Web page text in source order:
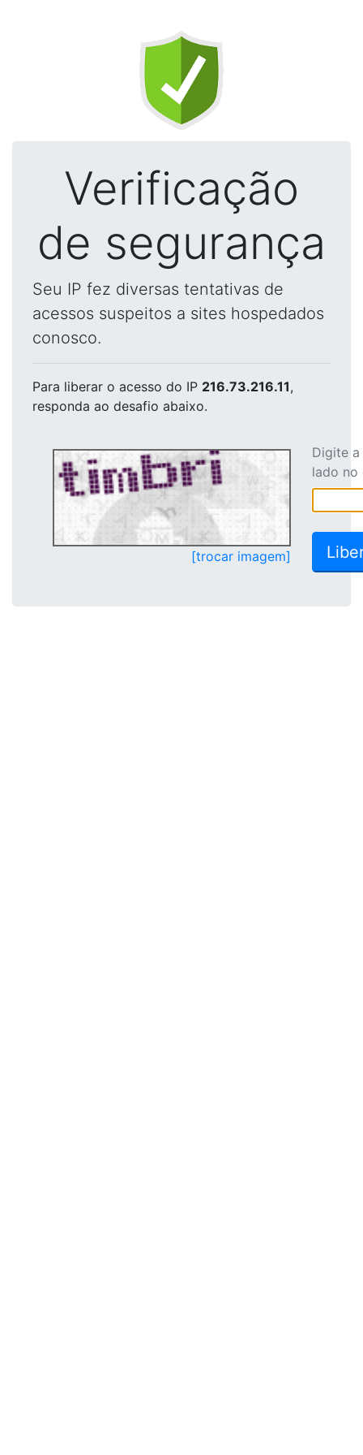
Verificação
de segurança
Seu IP fez diversas tentativas de
acessos suspeitos a sites hospedados
conosco.
Para liberar o acesso do IP 216.73.216.11,
responda ao desafio abaixo.
[trocar imagem]
Digite
lado no